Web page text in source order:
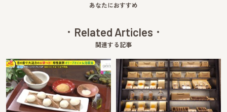
あなたにおすすめ
Related Articles
関連する記事